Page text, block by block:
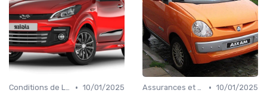
Conditions de Location • 10/01/2025
Assurances et Couvertures • 10/01/2025